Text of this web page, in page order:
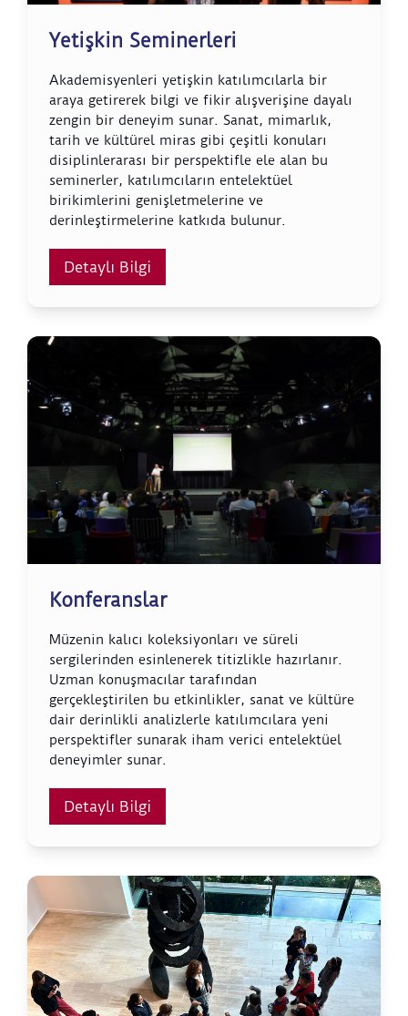
Yetişkin Seminerleri
Akademisyenleri yetişkin katılımcılarla bir
araya getirerek bilgi ve fikir alışverişine dayalı
zengin bir deneyim sunar. Sanat, mimarlık,
tarih ve kültürel miras gibi çeşitli konuları
disiplinlerarası bir perspektifle ele alan bu
seminerler, katılımcıların entelektüel
birikimlerini genişletmelerine ve
derinleştirmelerine katkıda bulunur.
Detaylı Bilgi
Konferanslar
Müzenin kalıcı koleksiyonları ve süreli
sergilerinden esinlenerek titizlikle hazırlanır.
Uzman konuşmacılar tarafından
gerçekleştirilen bu etkinlikler, sanat ve kültüre
dair derinlikli analizlerle katılımcılara yeni
perspektifler sunarak iham verici entelektüel
deneyimler sunar.
Detaylı Bilgi